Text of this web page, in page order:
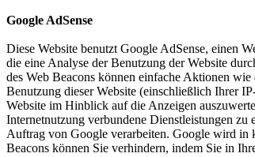
Google AdSense
Diese Website benutzt Google AdSense, einen
die eine Analyse der Benutzung der Website
des Web Beacons können einfache Aktionen
Benutzung dieser Website (einschließlich Ihrer
Website im Hinblick auf die Anzeigen
Internetnutzung verbundene Dienstleistungen
Auftrag von Google verarbeiten. Google wird in
Beacons können Sie verhindern, indem Sie in